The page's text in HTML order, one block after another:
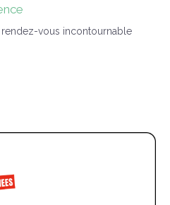
rendez-vous incontournable